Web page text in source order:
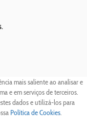
mais saliente ao analisar e
e em serviços de terceiros.
dados e utilizá-los para
Política de Cookies.